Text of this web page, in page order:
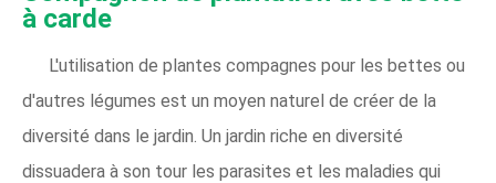
à carde
L'utilisation de plantes compagnes pour les bettes ou
d'autres légumes est un moyen naturel de créer de la
diversité dans le jardin. Un jardin riche en diversité
dissuadera à son tour les parasites et les maladies qui